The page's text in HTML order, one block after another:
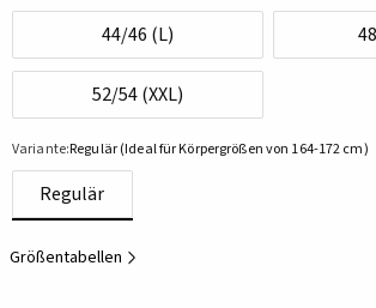
44/46 (L)
52/54 (XXL)
Variante:Regulär (Ideal für Körpergrößen von 164-172 cm)
Regulär
Größentabellen